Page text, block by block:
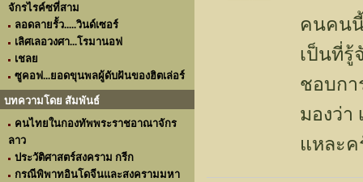
จักรไรค์ซที่สาม
ลอดลายรั้ว.....วินด์เซอร์
เลิศเลอวงศา...โรมานอฟ
เชลย
ซูคอฟ...ยอดขุนพลผู้ดับฝันของฮิตเล่อร์
บทความโดย สัมพันธ์
คนไทยในกองทัพพระราชอาณาจักร
ลาว
ประวัติศาสตร์สงคราม กรีก
กรณีพิพาทอินโดจีนและสงครามมหา
คนคน
เป็นที่รู้
ชอบกา
มองว่า
แหละ